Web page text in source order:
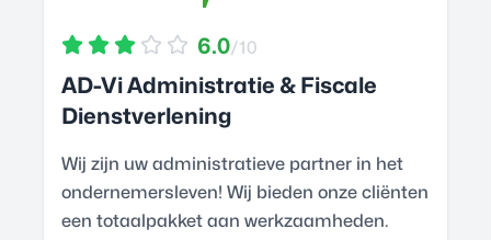
6.0/10
AD-Vi Administratie & Fiscale
Dienstverlening
Wij zijn uw administratieve partner in het
ondernemersleven! Wij bieden onze cliënten
een totaalpakket aan werkzaamheden.